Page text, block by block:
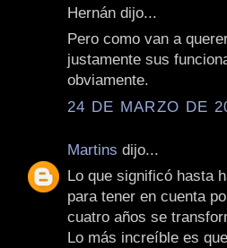
Hernán dijo...
Pero como van a
justamente sus
obviamente.
24 DE MARZO DE
Martins dijo...
Lo que significó hasta
para tener en cuenta
cuatro años se
Lo más increíble es